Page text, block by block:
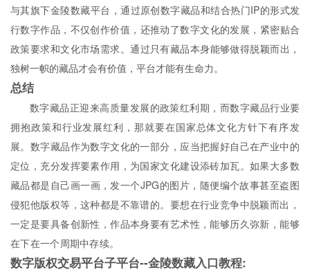
与其旗下金陵数藏平台，通过原创数字藏品和结合热门IP的形式发
行数字作品，不仅创作价值，还推动了数字文化的发展，紧密贴合
政策要求和文化市场需求。通过只有藏品本身能够做得脱颖而出，
独树一帜的藏品才会有价值，平台才能有生命力。
总结
数字藏品正迎来高质量发展的政策红利期，而数字藏品行业要
拥抱政策和行业发展红利，那就要在国家总体文化方针下有序发
展。数字藏品作为数字文化的一部分，应当把握好自己在产业中的
定位，充分发挥要素作用，为国家文化建设添砖加瓦。如果大多数
藏品都是自己画一画，发一个JPG的图片，随便编个故事甚至盗图
侵犯他版权等，这种都是不靠谱的。要想在行业竞争中脱颖而出，
一定是要具备创新性，作品本身要有艺术性，能够历久弥新，能够
在下在一个周期中存续。
数字版权交易平台子平台--金陵数藏入口教程: